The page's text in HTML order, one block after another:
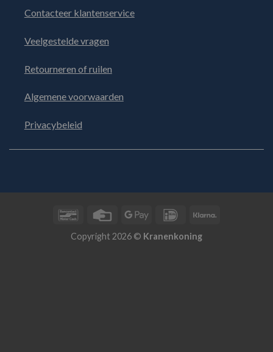
Contacteer klantenservice
Veelgestelde vragen
Retourneren of ruilen
Algemene voorwaarden
Privacybeleid
BancontactCredit
Google
IDeal
Copyright 2026 © Kranenkoning